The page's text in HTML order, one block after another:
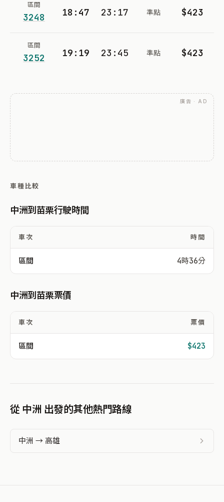
區間
3248 18:47 23:17 準點 $423
區間
3252 19:19 23:45 準點 $423
廣告 · AD
車種比較
中洲到苗栗行駛時間
車次 時間
區間 4時36分
中洲到苗栗票價
車次 票價
區間 $423
從 中洲 出發的其他熱門路線
中洲 → 高雄